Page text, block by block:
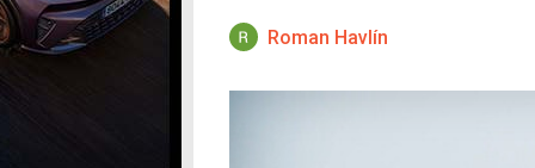
Kia
Peugeot
Roman Havlín